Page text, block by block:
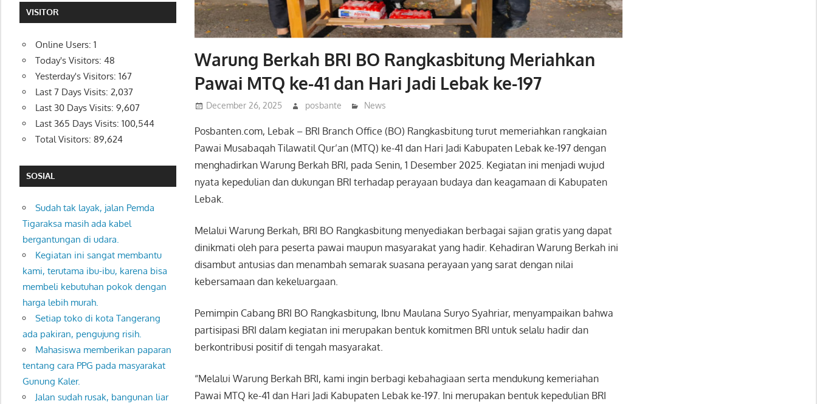
Warung Berkah BRI BO Rangkasbitung Meriahkan
Pawai MTQ ke-41 dan Hari Jadi Lebak ke-197
December 26, 2025 posbante News
Posbanten.com, Lebak – BRI Branch Office (BO) Rangkasbitung turut memeriahkan rangkaian
Pawai Musabaqah Tilawatil Qur’an (MTQ) ke-41 dan Hari Jadi Kabupaten Lebak ke-197 dengan
menghadirkan Warung Berkah BRI, pada Senin, 1 Desember 2025. Kegiatan ini menjadi wujud
nyata kepedulian dan dukungan BRI terhadap perayaan budaya dan keagamaan di Kabupaten
Lebak.
Melalui Warung Berkah, BRI BO Rangkasbitung menyediakan berbagai sajian gratis yang dapat
dinikmati oleh para peserta pawai maupun masyarakat yang hadir. Kehadiran Warung Berkah ini
disambut antusias dan menambah semarak suasana perayaan yang sarat dengan nilai
kebersamaan dan kekeluargaan.
Pemimpin Cabang BRI BO Rangkasbitung, Ibnu Maulana Suryo Syahriar, menyampaikan bahwa
partisipasi BRI dalam kegiatan ini merupakan bentuk komitmen BRI untuk selalu hadir dan
berkontribusi positif di tengah masyarakat.
“Melalui Warung Berkah BRI, kami ingin berbagi kebahagiaan serta mendukung kemeriahan
Pawai MTQ ke-41 dan Hari Jadi Kabupaten Lebak ke-197. Ini merupakan bentuk kepedulian BRI
VISITOR
Online Users: 1
Today's Visitors: 48
Yesterday's Visitors: 167
Last 7 Days Visits: 2,037
Last 30 Days Visits: 9,607
Last 365 Days Visits: 100,544
Total Visitors: 89,624
SOSIAL
Sudah tak layak, jalan Pemda
Tigaraksa masih ada kabel
bergantungan di udara.
Kegiatan ini sangat membantu
kami, terutama ibu-ibu, karena bisa
membeli kebutuhan pokok dengan
harga lebih murah.
Setiap toko di kota Tangerang
ada pakiran, pengujung risih.
Mahasiswa memberikan paparan
tentang cara PPG pada masyarakat
Gunung Kaler.
Jalan sudah rusak, bangunan liar